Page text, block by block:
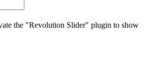
the "Revolution Slider" plugin to show